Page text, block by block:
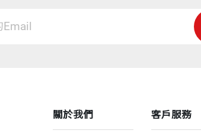
關於我們 客戶服務